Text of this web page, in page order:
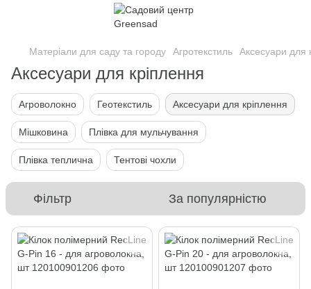
Матеріали для саду та городу Агротекстиль Аксесуари для
Аксесуари для кріплення
Агроволокно Геотекстиль Аксесуари для кріплення
Мішковина Плівка для мульчування
Плівка теплична Тентові чохли
Фільтр За популярністю